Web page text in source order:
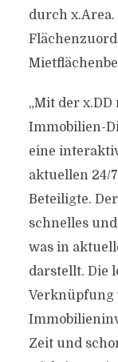
durch x.Area.
„Mit der
Immobilien-
eine
aktuellen 24/
Beteiligte.
schnelles
was in
darstellt. Die
Verknüpfung
Zeit und